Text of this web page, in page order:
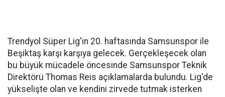
Trendyol Süper Lig'in 20. haftasında Samsunspor ile
Beşiktaş karşı karşıya gelecek. Gerçekleşecek olan
bu büyük mücadele öncesinde Samsunspor Teknik
Direktörü Thomas Reis açıklamalarda bulundu. Lig'de
yükselişte olan ve kendini zirvede tutmak isterken